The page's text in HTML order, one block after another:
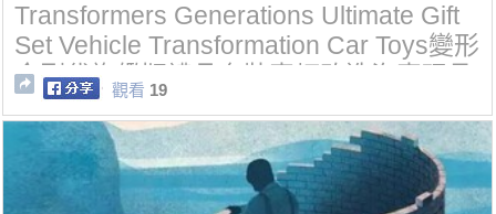
Transformers Generations Ultimate Gift
Set Vehicle Transformation Car Toys變形
金剛代旗艦版禮品套裝車輛改造汽車玩具
觀看 19